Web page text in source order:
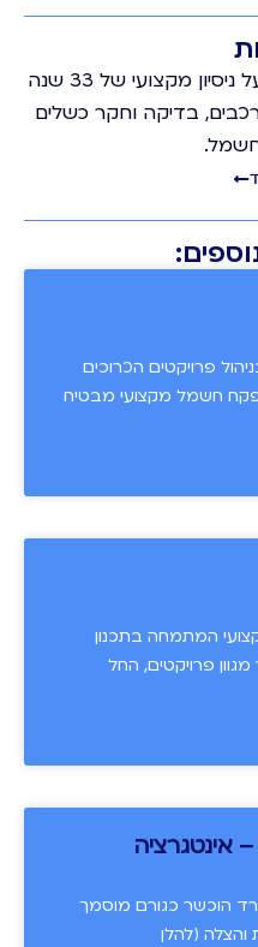
מהנדס חשמל, בודק סוג 3, בעל ניסיון מקצועי של 33 שנה
בדיקה וחקר כשלים
פרויקטים הכרוכים
חשמל מקצועי מבטיח
המתמחה בתכנון
פרויקטים, החל
אינטגרציה
הוכשר כגורם מוסמך
(להלן